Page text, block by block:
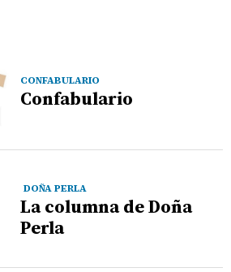
CONFABULARIO
Confabulario
DOÑA PERLA
La columna de Doña
Perla